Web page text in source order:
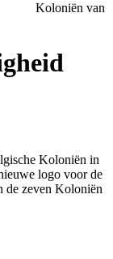
Koloniën van
Koloniën in
logo voor de
de zeven Koloniën